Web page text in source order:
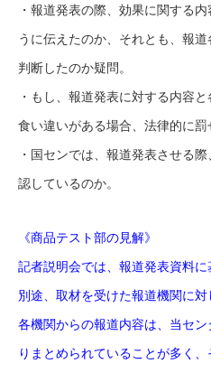
・報道発表の際、効果に関する
うに伝えたのか、それとも、報
判断したのか疑問。
・もし、報道発表に対する内容
食い違いがある場合、法律的に罰
・国センでは、報道発表させる
認しているのか。
《商品テスト部の見解》
記者説明会では、報道発表資料
別途、取材を受けた報道機関に対
各機関からの報道内容は、当セ
りまとめられていることが多く